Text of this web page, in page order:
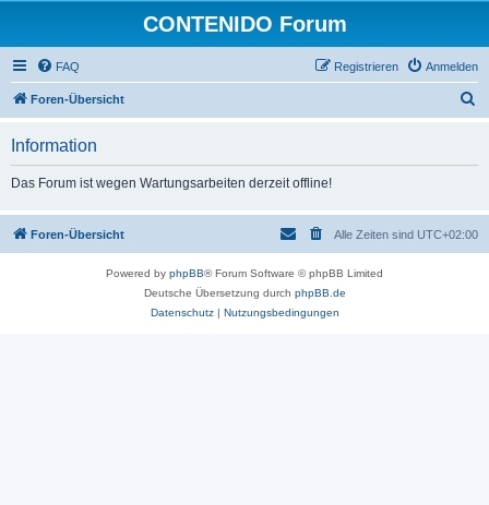
CONTENIDO Forum
FAQ Anmelden
Registrieren
Foren-Übersicht
Information
Das Forum ist wegen Wartungsarbeiten derzeit offline!
Foren-Übersicht Alle Zeiten sind UTC+02:00
Powered by phpBB® Forum Software © phpBB Limited
Deutsche Übersetzung durch phpBB.de
Datenschutz| Nutzungsbedingungen